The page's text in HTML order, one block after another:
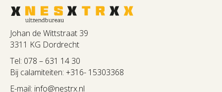
Johan de Wittstraat 39
3311 KG Dordrecht
Tel: 078 – 631 14 30
Bij calamiteiten: +316- 15303368
E-mail: info@nestrx.nl